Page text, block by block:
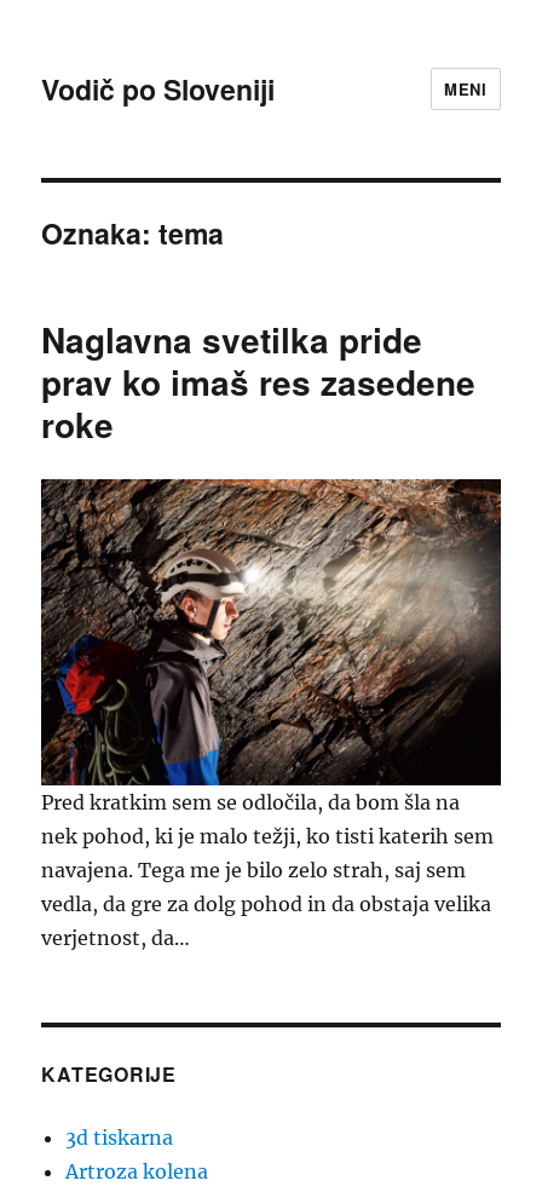
Vodič po Sloveniji MENI
Oznaka:tema
Naglavna svetilka pride
prav ko imaš res zasedene
roke
Pred kratkim sem se odločila, da bom šla na
nek pohod, ki je malo težji, ko tisti katerih sem
navajena. Tega me je bilo zelo strah, saj sem
vedla, da gre za dolg pohod in da obstaja velika
verjetnost, da…
KATEGORIJE
3d tiskarna
Artroza kolena